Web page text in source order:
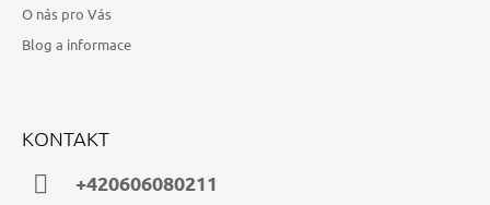
O nás pro Vás
Blog a informace
KONTAKT
+420606080211